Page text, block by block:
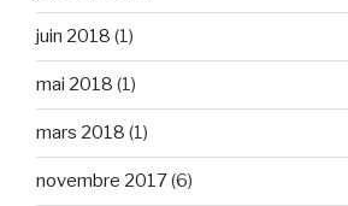
juin 2018 (1)
mai 2018 (1)
mars 2018 (1)
novembre 2017(6)